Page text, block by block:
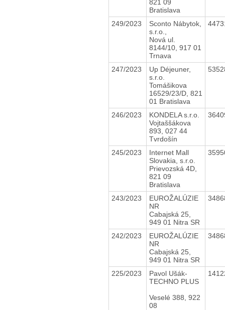
821 09
Bratislava
249/2023
Sconto Nábytok,
s.r.o.,
Nová ul.
8144/10, 917 01
Trnava
247/2023
Up Déjeuner,
s.r.o.
Tomášikova
16529/23/D, 821
01 Bratislava
246/2023
KONDELA s.r.o.
Vojtaššákova
893, 027 44
Tvrdošín
245/2023
Internet Mall
Slovakia, s.r.o.
Prievozská 4D,
821 09
Bratislava
243/2023
EUROŽALÚZIE
NR
Cabajská 25,
949 01 Nitra SR
242/2023
EUROŽALÚZIE
NR
Cabajská 25,
949 01 Nitra SR
225/2023
Pavol Ušák-
TECHNO PLUS
Veselé 388, 922
08